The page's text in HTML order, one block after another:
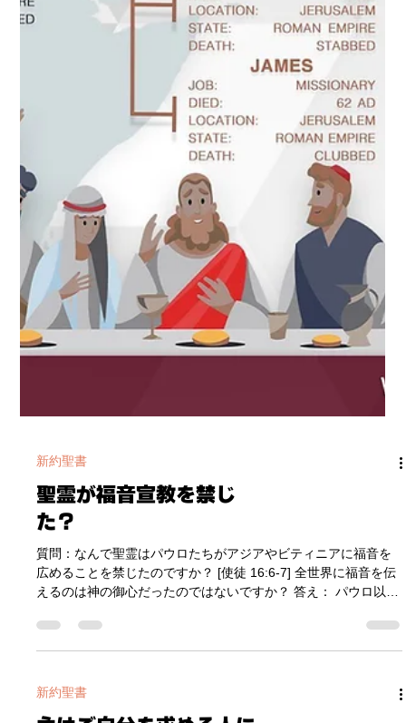
新約聖書
聖霊が福音宣教を禁じ
た？
質問：なんで聖霊はパウロたちがアジアやビティニアに福音を
えるのは神の御心だったのではないですか？ 答え： パウロ以外
にも福音を伝える使徒たちがいたからです。 このブログで前述
ウロが中心人物として書かれているので、福音を異邦人に伝え